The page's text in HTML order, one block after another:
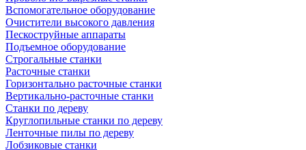
Вспомогательное оборудование
Очистители высокого давления
Пескоструйные аппараты
Подъемное оборудование
Строгальные станки
Расточные станки
Горизонтально расточные станки
Вертикально-расточные станки
Станки по дереву
Круглопильные станки по дереву
Ленточные пилы по дереву
Лобзиковые станки